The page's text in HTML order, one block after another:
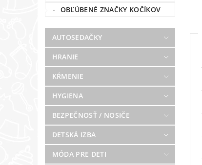
OBĽÚBENÉ ZNAČKY KOČÍKOV
AUTOSEDAČKY
HRANIE
KŔMENIE
HYGIENA
BEZPEČNOSŤ / NOSIČE
DETSKÁ IZBA
MÓDA PRE DETI